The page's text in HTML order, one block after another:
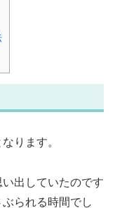
ります。
出していたのです
られる時間でし